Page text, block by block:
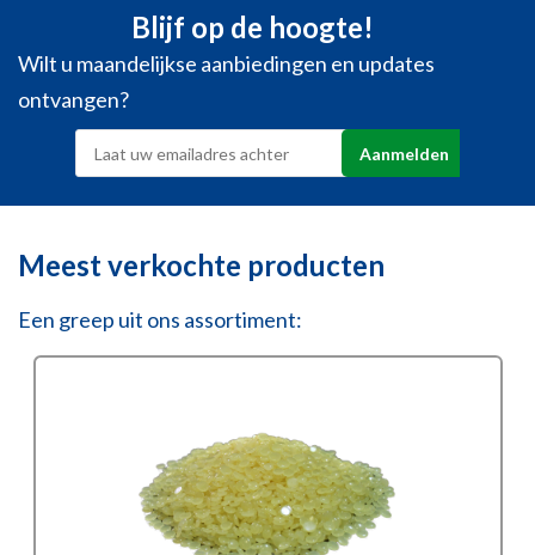
Blijf op de hoogte!
Wilt u maandelijkse aanbiedingen en updates
ontvangen?
Meest verkochte producten
Een greep uit ons assortiment: